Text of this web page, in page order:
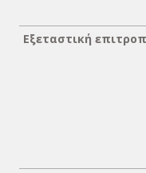
Εξεταστική